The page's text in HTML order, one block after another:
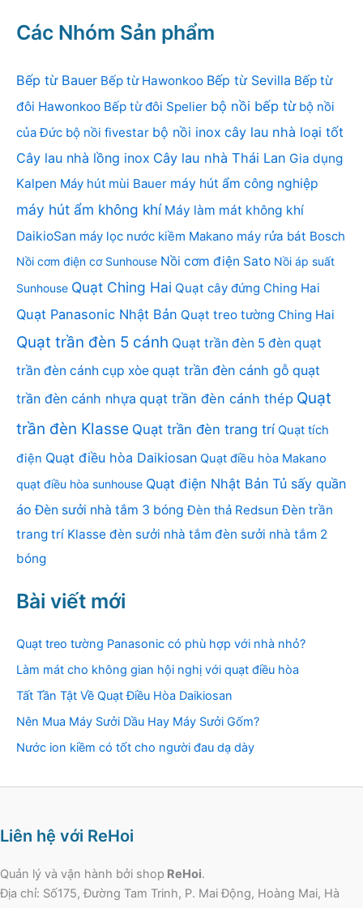
Các Nhóm Sản phẩm
Bếp từ Bauer Bếp từ Hawonkoo Bếp từ Sevilla Bếp từ
đôi Hawonkoo Bếp từ đôi Spelier bộ nồi bếp từ bộ nồi
của Đức bộ nồi fivestar bộ nồi inox cây lau nhà loại tốt
Cây lau nhà lồng inox Cây lau nhà Thái Lan Gia dụng
Kalpen Máy hút mùi Bauer máy hút ẩm công nghiệp
máy hút ẩm không khí Máy làm mát không khí
DaikioSan máy lọc nước kiềm Makano máy rửa bát Bosch
Nồi cơm điện cơ Sunhouse Nồi cơm điện Sato Nồi áp suất
Sunhouse Quạt Ching Hai Quạt cây đứng Ching Hai
Quạt Panasonic Nhật Bản Quạt treo tường Ching Hai
Quạt trần đèn 5 cánh Quạt trần đèn 5 đèn quạt
trần đèn cánh cụp xòe quạt trần đèn cánh gỗ quạt
trần đèn cánh nhựa quạt trần đèn cánh thép Quạt
trần đèn Klasse Quạt trần đèn trang trí Quạt tích
điện Quạt điều hòa Daikiosan Quạt điều hòa Makano
quạt điều hòa sunhouse Quạt điện Nhật Bản Tủ sấy quần
áo Đèn sưởi nhà tắm 3 bóng Đèn thả Redsun Đèn trần
trang trí Klasse đèn sưởi nhà tắm đèn sưởi nhà tắm 2
bóng
Bài viết mới
Quạt treo tường Panasonic có phù hợp với nhà nhỏ?
Làm mát cho không gian hội nghị với quạt điều hòa
Tất Tần Tật Về Quạt Điều Hòa Daikiosan
Nên Mua Máy Sưởi Dầu Hay Máy Sưởi Gốm?
Nước ion kiềm có tốt cho người đau dạ dày
Liên hệ với ReHoi
Quản lý và vận hành bởi shop ReHoi.
Địa chỉ: Số175, Đường Tam Trinh, P. Mai Động, Hoàng Mai, Hà